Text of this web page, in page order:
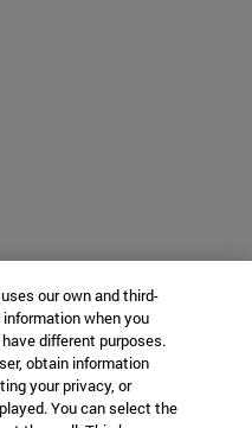
our own and third-
when you
different purposes.
obtain information
your privacy, or
You can select the